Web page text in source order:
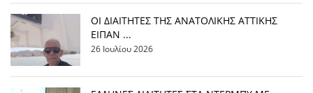
ΟΙ ΔΙΑΙΤΗΤΕΣ ΤΗΣ ΑΝΑΤΟΛΙΚΗΣ ΑΤΤΙΚΗΣ
ΕΙΠΑΝ ...
26 Ιουλίου 2026